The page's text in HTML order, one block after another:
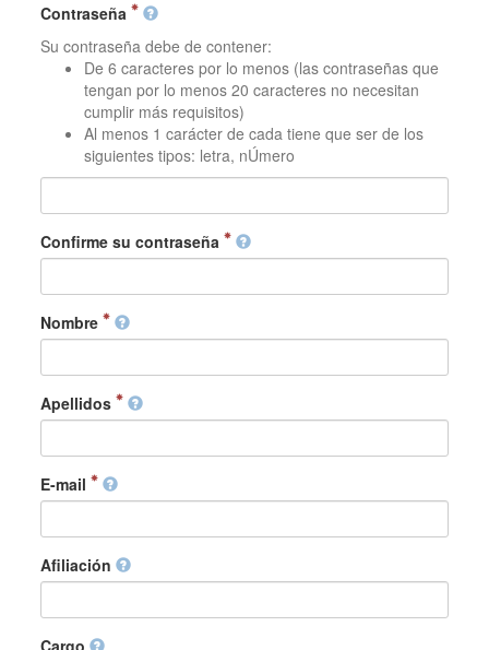
Contraseña
Su contraseña debe de contener:
De 6 caracteres por lo menos (las contraseñas que
tengan por lo menos 20 caracteres no necesitan
cumplir más requisitos)
Al menos 1 carácter de cada tiene que ser de los
siguientes tipos: letra, nÚmero
Confirme su contraseña
Nombre
Apellidos
E-mail
Afiliación
Cargo